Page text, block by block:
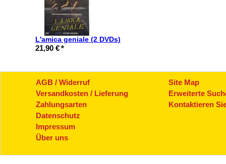
L'amica geniale (2 DVDs)
21,90 €*
AGB / Widerruf
Versandkosten / Lieferung
Zahlungsarten
Datenschutz
Impressum
Über uns
Site Map
Erweiterte
Kontaktieren